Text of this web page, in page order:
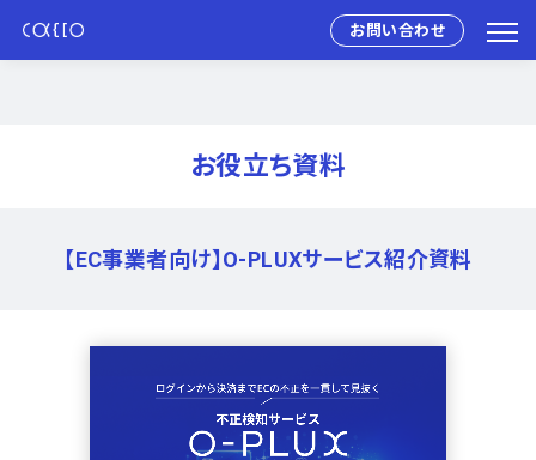
お問い合わせ
お役立ち資料
【EC事業者向け】O-PLUXサービス紹介資料